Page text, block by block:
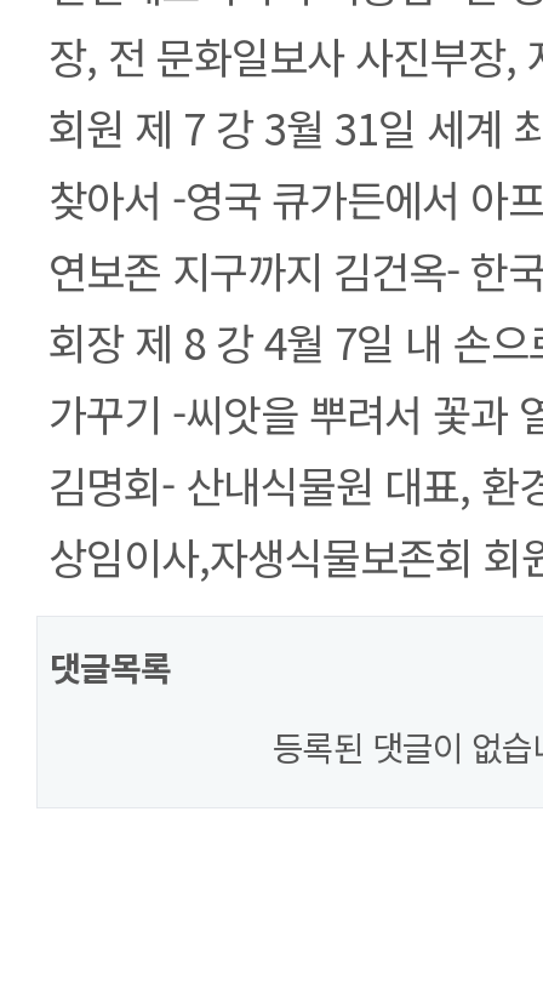
장, 전 문화일보사 사진부장,
회원 제 7 강 3월 31일 세계
찾아서 -영국 큐가든에서 아
연보존 지구까지 김건옥- 한
회장 제 8 강 4월 7일 내 손
가꾸기 -씨앗을 뿌려서 꽃과
김명회- 산내식물원 대표, 환
상임이사,자생식물보존회 회
댓글목록
등록된 댓글이 없습